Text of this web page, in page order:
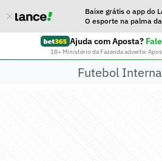
Baixe grátis o app do
O esporte na palma
Ajuda com Aposta?
18+ Ministério da Fazenda adverte:
Futebol